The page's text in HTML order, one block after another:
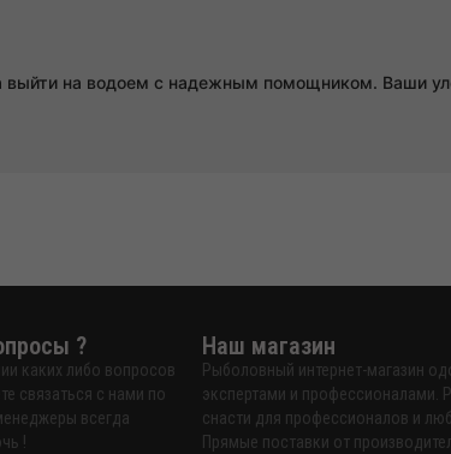
выйти на водоем с надежным помощником. Ваши
?
каких либо вопросов
связаться с нами по
всегда
!
Наш магазин
Рыболовный интернет-магазин
экспертами и профессионалами.
снасти для профессионалов и
Прямые поставки от